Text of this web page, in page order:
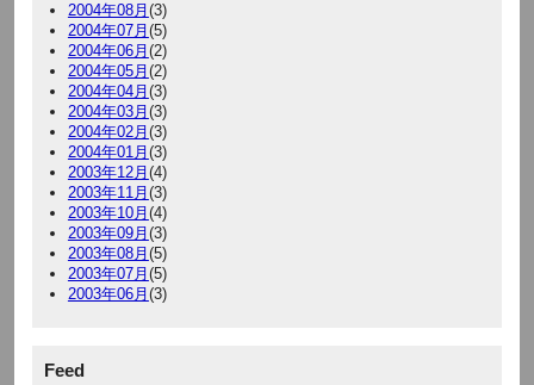
2004年08月 (3)
2004年07月 (5)
2004年06月 (2)
2004年05月 (2)
2004年04月 (3)
2004年03月 (3)
2004年02月 (3)
2004年01月 (3)
2003年12月 (4)
2003年11月 (3)
2003年10月 (4)
2003年09月 (3)
2003年08月 (5)
2003年07月 (5)
2003年06月 (3)
Feed